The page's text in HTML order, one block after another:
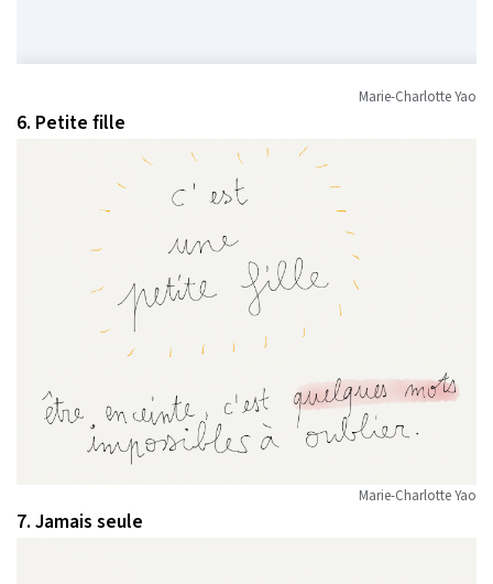
Marie-Charlotte Yao
6. Petite fille
Marie-Charlotte Yao
7. Jamais seule